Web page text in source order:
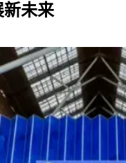
新未来